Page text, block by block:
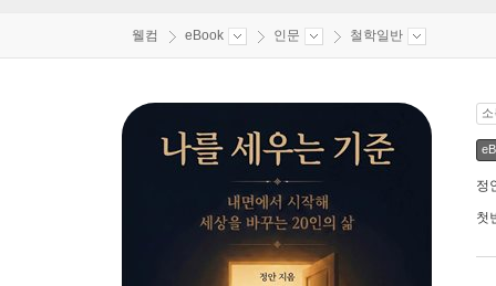
웰컴 eBook 인문 철학일반
정
첫